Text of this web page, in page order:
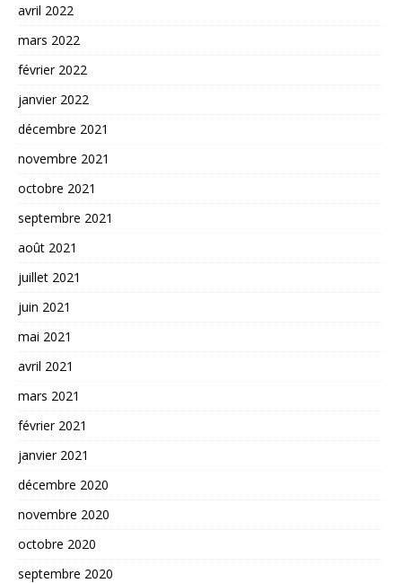
avril 2022
mars 2022
février 2022
janvier 2022
décembre 2021
novembre 2021
octobre 2021
septembre 2021
août 2021
juillet 2021
juin 2021
mai 2021
avril 2021
mars 2021
février 2021
janvier 2021
décembre 2020
novembre 2020
octobre 2020
septembre 2020